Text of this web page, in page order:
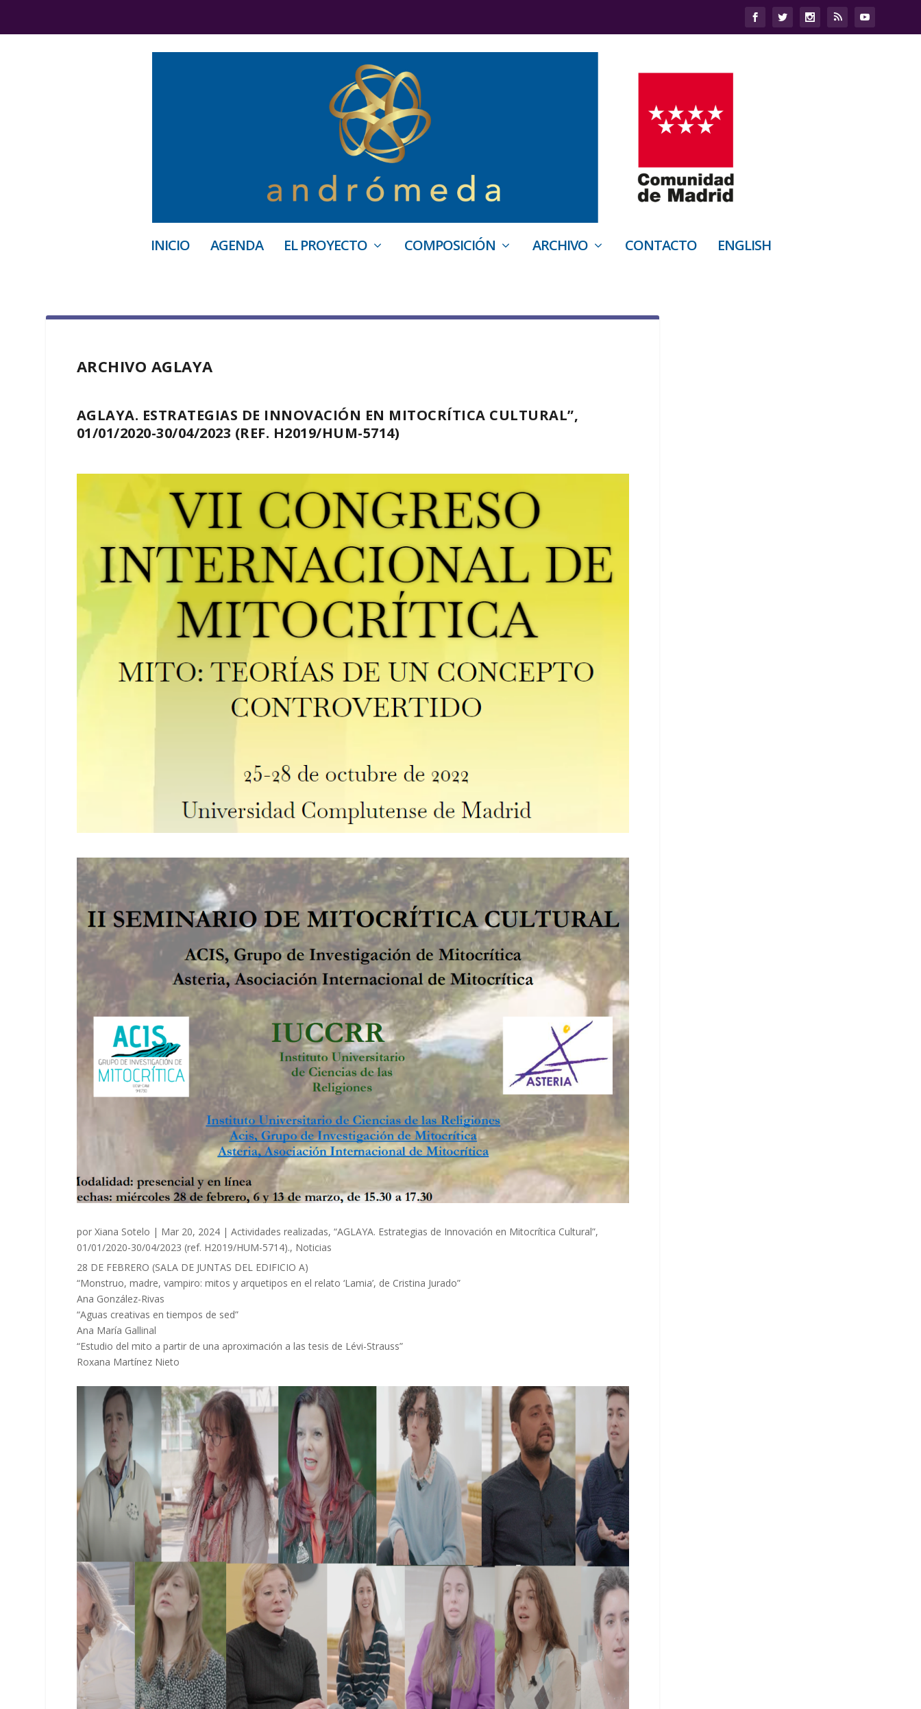
INICIO AGENDA EL PROYECTO COMPOSICIÓN ARCHIVO CONTACTO ENGLISH
ARCHIVO AGLAYA
AGLAYA. ESTRATEGIAS DE INNOVACIÓN EN MITOCRÍTICA CULTURAL”,
01/01/2020-30/04/2023 (REF. H2019/HUM-5714)
por Xiana Sotelo | Mar 20, 2024| Actividades realizadas, “AGLAYA. Estrategias de Innovación en Mitocrítica Cultural”,
01/01/2020-30/04/2023 (ref. H2019/HUM-5714)., Noticias
28 DE FEBRERO (SALA DE JUNTAS DEL EDIFICIO A)
“Monstruo, madre, vampiro: mitos y arquetipos en el relato ‘Lamia’, de Cristina Jurado”
Ana González-Rivas
“Aguas creativas en tiempos de sed”
Ana María Gallinal
“Estudio del mito a partir de una aproximación a las tesis de Lévi-Strauss”
Roxana Martínez Nieto